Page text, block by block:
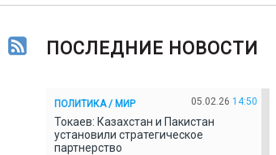
ПОСЛЕДНИЕ НОВОСТИ
ПОЛИТИКА / МИР 05.02.26 14:50
Токаев: Казахстан и Пакистан
установили стратегическое
партнерство